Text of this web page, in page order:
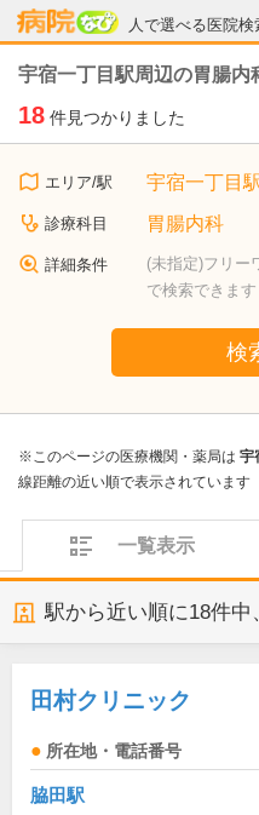
人で選べる医院検
病院なび
宇宿一丁目駅周辺の胃腸内
18 件見つかりました
エリア/駅 宇宿一丁目
診療科目 胃腸内科
詳細条件
(未指定)フリー
で検索できます
検
※このページの医療機関・薬局は 宇
線距離の近い順で表示されています
一覧表示
駅から近い順に18件中
田村クリニック
所在地・電話番号
脇田駅